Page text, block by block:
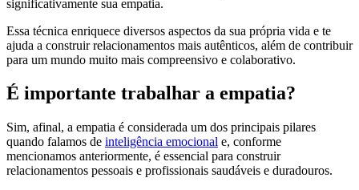
significativamente sua empatia.
Essa técnica enriquece diversos aspectos da sua própria vida e te
ajuda a construir relacionamentos mais autênticos, além de contribuir
para um mundo muito mais compreensivo e colaborativo.
É importante trabalhar a empatia?
Sim, afinal, a empatia é considerada um dos principais pilares
quando falamos de inteligência emocional e, conforme
mencionamos anteriormente, é essencial para construir
relacionamentos pessoais e profissionais saudáveis e duradouros.